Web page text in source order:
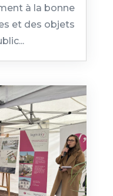
à la bonne
et des objets